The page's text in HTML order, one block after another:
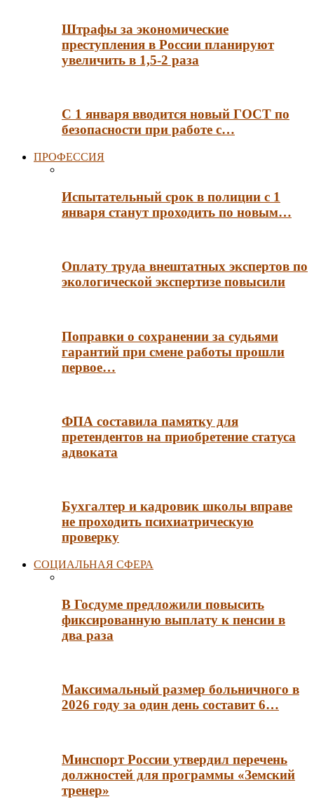
Штрафы за экономические
преступления в России планируют
увеличить в 1,5-2 раза
С 1 января вводится новый ГОСТ по
безопасности при работе с…
ПРОФЕССИЯ
Испытательный срок в полиции с 1
января станут проходить по новым…
Оплату труда внештатных экспертов по
экологической экспертизе повысили
Поправки о сохранении за судьями
гарантий при смене работы прошли
первое…
ФПА составила памятку для
претендентов на приобретение статуса
адвоката
Бухгалтер и кадровик школы вправе
не проходить психиатрическую
проверку
СОЦИАЛЬНАЯ СФЕРА
В Госдуме предложили повысить
фиксированную выплату к пенсии в
два раза
Максимальный размер больничного в
2026 году за один день составит 6…
Минспорт России утвердил перечень
должностей для программы «Земский
тренер»